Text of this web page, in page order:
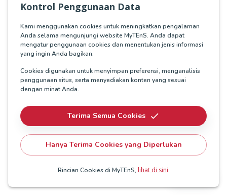
Produk Rekomendasi
ASTINet Dedicated Internet
Koneksi internet berkecepatan tinggi yang
Jelajahi solusi dari MyTEnS
Kontrol Penggunaan Data
Kami menggunakan cookies untuk meningkatkan pengalaman
Anda selama mengunjungi website MyTEnS. Anda dapat
mengatur penggunaan cookies dan menentukan jenis informasi
yang ingin Anda bagikan.
Cookies digunakan untuk menyimpan preferensi, menganalisis
penggunaan situs, serta menyediakan konten yang sesuai
dengan minat Anda.
Terima Semua Cookies
Hanya Terima Cookies yang Diperlukan
Rincian Cookies di MyTEnS, lihat di sini.